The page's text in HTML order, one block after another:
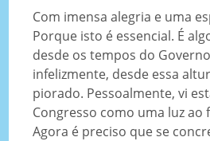
Com imensa alegria e uma
Porque isto é essencial. É
desde os tempos do
infelizmente, desde essa
piorado. Pessoalmente, vi
Congresso como uma luz ao
Agora é preciso que se